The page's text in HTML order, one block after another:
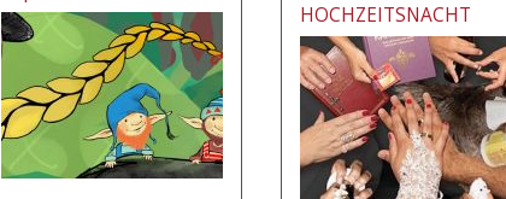
HOCHZEITSNACHT